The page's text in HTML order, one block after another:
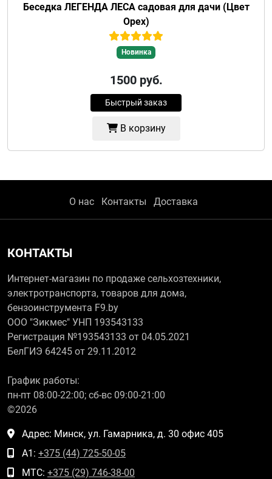
Беседка ЛЕГЕНДА ЛЕСА садовая для дачи (Цвет
Орех)
Новинка
1500руб.
Быстрый заказ
В корзину
О нас Контакты Доставка
КОНТАКТЫ
Интернет-магазин по продаже сельхозтехники,
электротранспорта, товаров для дома,
бензоинструмента F9.by
ООО "Зикмес" УНП 193543133
Регистрация №193543133 от 04.05.2021
БелГИЭ 64245 от 29.11.2012
График работы:
пн-пт 08:00-22:00; сб-вс 09:00-21:00
©2026
Адрес: Минск, ул. Гамарника, д. 30 офис 405
А1: +375 (44) 725-50-05
МТС: +375 (29) 746-38-00